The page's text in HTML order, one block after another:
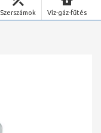
Szerszámok Víz-gáz-fűtés